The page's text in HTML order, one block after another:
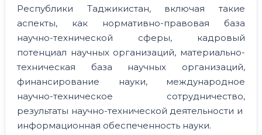
Республики Таджикистан, включая такие
аспекты, как нормативно-правовая база
научно-технической сферы, кадровый
потенциал научных организаций, материально-
техническая база научных организаций,
финансирование науки, международное
научно-техническое сотрудничество,
результаты научно-технической деятельности и
информационная обеспеченность науки.